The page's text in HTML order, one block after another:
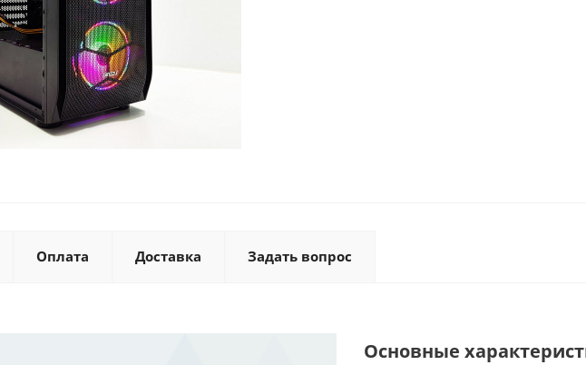
Оплата Доставка Задать вопрос
Основные